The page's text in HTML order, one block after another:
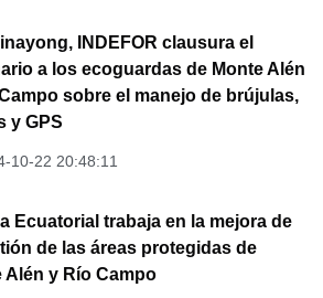
INDEFOR clausura el
a los ecoguardas de Monte Alén
sobre el manejo de brújulas,
y GPS
10-22 20:48:11
Ecuatorial trabaja en la mejora de
de las áreas protegidas de
Alén y Río Campo